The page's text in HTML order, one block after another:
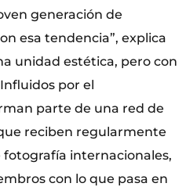
generación de
esa tendencia”, explica
unidad estética, pero con
por el
parte de una red de
reciben regularmente
fotografía internacionales,
con lo que pasa en